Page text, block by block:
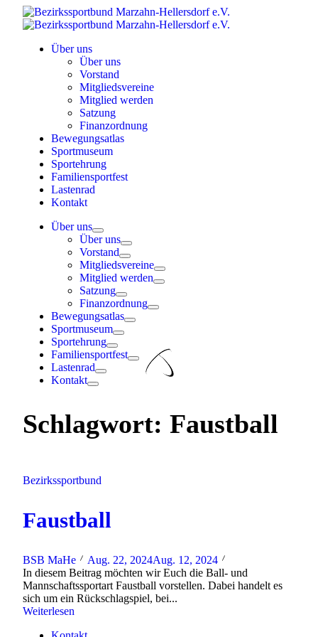
Skip
Über uns
Über uns
Vorstand
Mitgliedsvereine
Mitglied werden
Satzung
Finanzordnung
Bewegungsatlas
Sportmuseum
Sportehrung
Familiensportfest
Lastenrad
Kontakt
Über uns
Über uns
Vorstand
Mitgliedsvereine
Mitglied werden
Satzung
Finanzordnung
Bewegungsatlas
Sportmuseum
Sportehrung
Familiensportfest
Lastenrad
Kontakt
Schlagwort: Faustball
Bezirkssportbund
Faustball
BSB MaHe Aug. 22, 2024Aug. 12, 2024
In diesem Beitrag möchten wir Euch die Ball- und
Mannschaftssportart Faustball vorstellen. Dabei handelt es
sich um ein Rückschlagspiel, bei...
Weiterlesen